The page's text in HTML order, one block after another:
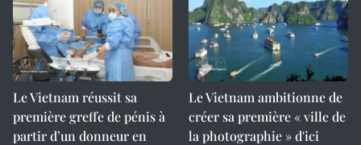
Le Vietnam réussit sa
première greffe de pénis à
partir d’un donneur en
Le Vietnam ambitionne de
créer sa première « ville de
la photographie » d'ici